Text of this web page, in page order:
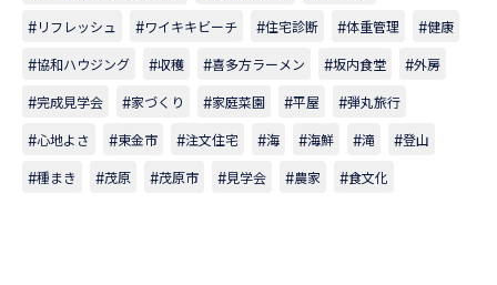
リフレッシュ
ワイキキビーチ 住宅診断 体重管理
健康
協和ハウジング
収穫 喜多方ラーメン 坂内食堂
外房
完成見学会
家づくり 家庭菜園 平屋
弾丸旅行
心地よさ
東金市 注文住宅 海 海鮮 滝
登山
種まき
茂原 茂原市 見学会 農家 食文化